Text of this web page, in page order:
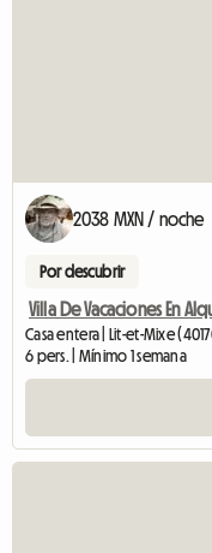
2038 MXN / noche
Por descubrir
Villa De Vacaciones En
Casa entera | Lit-et-Mixe
6 pers. | Mínimo 1 semana